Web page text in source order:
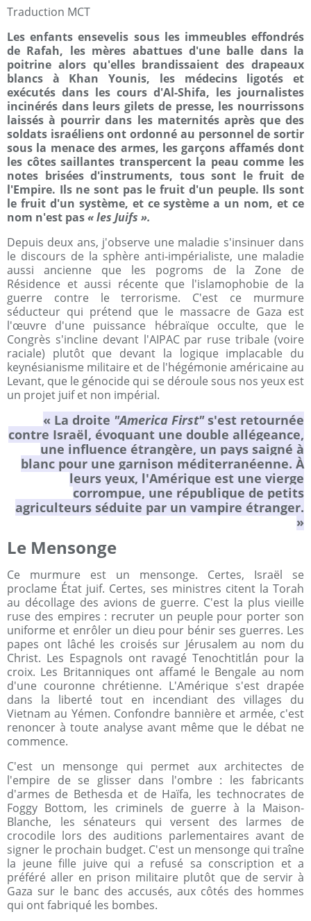
Traduction MCT
Les enfants ensevelis sous les immeubles effondrés
de Rafah, les mères abattues d'une balle dans la
poitrine alors qu'elles brandissaient des drapeaux
blancs à Khan Younis, les médecins ligotés et
exécutés dans les cours d'Al-Shifa, les journalistes
incinérés dans leurs gilets de presse, les nourrissons
laissés à pourrir dans les maternités après que des
soldats israéliens ont ordonné au personnel de sortir
sous la menace des armes, les garçons affamés dont
les côtes saillantes transpercent la peau comme les
notes brisées d'instruments, tous sont le fruit de
l'Empire. Ils ne sont pas le fruit d'un peuple. Ils sont
le fruit d'un système, et ce système a un nom, et ce
nom n'est pas« les Juifs ».
Depuis deux ans, j'observe une maladie s'insinuer dans
le discours de la sphère anti-impérialiste, une maladie
aussi ancienne que les pogroms de la Zone de
Résidence et aussi récente que l'islamophobie de la
guerre contre le terrorisme. C'est ce murmure
séducteur qui prétend que le massacre de Gaza est
l'œuvre d'une puissance hébraïque occulte, que le
Congrès s'incline devant l'AIPAC par ruse tribale (voire
raciale) plutôt que devant la logique implacable du
keynésianisme militaire et de l'hégémonie américaine au
Levant, que le génocide qui se déroule sous nos yeux est
un projet juif et non impérial.
« La droite "America First"s'est retournée
contre Israël, évoquant une double allégeance,
une influence étrangère, un pays saigné à
blanc pour une garnison méditerranéenne. À
leurs yeux, l'Amérique est une vierge
corrompue, une république de petits
agriculteurs séduite par un vampire étranger.
»
Le Mensonge
Ce murmure est un mensonge. Certes, Israël se
proclame État juif. Certes, ses ministres citent la Torah
au décollage des avions de guerre. C'est la plus vieille
ruse des empires : recruter un peuple pour porter son
uniforme et enrôler un dieu pour bénir ses guerres. Les
papes ont lâché les croisés sur Jérusalem au nom du
Christ. Les Espagnols ont ravagé Tenochtitlán pour la
croix. Les Britanniques ont affamé le Bengale au nom
d'une couronne chrétienne. L'Amérique s'est drapée
dans la liberté tout en incendiant des villages du
Vietnam au Yémen. Confondre bannière et armée, c'est
renoncer à toute analyse avant même que le débat ne
commence.
C'est un mensonge qui permet aux architectes de
l'empire de se glisser dans l'ombre : les fabricants
d'armes de Bethesda et de Haïfa, les technocrates de
Foggy Bottom, les criminels de guerre à la Maison-
Blanche, les sénateurs qui versent des larmes de
crocodile lors des auditions parlementaires avant de
signer le prochain budget. C'est un mensonge qui traîne
la jeune fille juive qui a refusé sa conscription et a
préféré aller en prison militaire plutôt que de servir à
Gaza sur le banc des accusés, aux côtés des hommes
qui ont fabriqué les bombes.